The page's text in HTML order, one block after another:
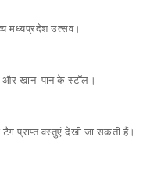
मध्यप्रदेश उत्सव।
और खान-पान के स्टॉल।
प्राप्त वस्तुएं देखी जा सकती हैं।